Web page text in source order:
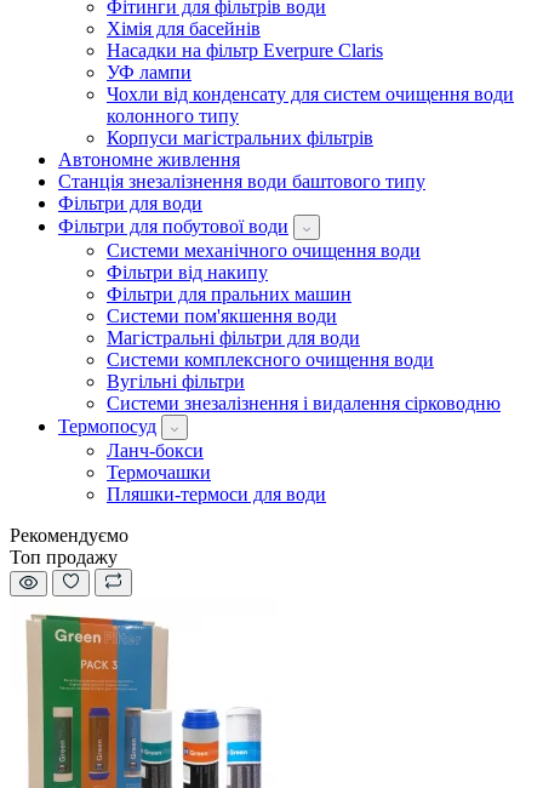
Фітинги для фільтрів води
Хімія для басейнів
Насадки на фільтр Everpure Claris
УФ лампи
Чохли від конденсату для систем очищення води
колонного типу
Корпуси магістральних фільтрів
Автономне живлення
Станція знезалізнення води баштового типу
Фільтри для води
Фільтри для побутової води
Системи механічного очищення води
Фільтри від накипу
Фільтри для пральних машин
Системи пом'якшення води
Магістральні фільтри для води
Системи комплексного очищення води
Вугільні фільтри
Системи знезалізнення і видалення сірководню
Термопосуд
Ланч-бокси
Термочашки
Пляшки-термоси для води
Рекомендуємо
Топ продажу